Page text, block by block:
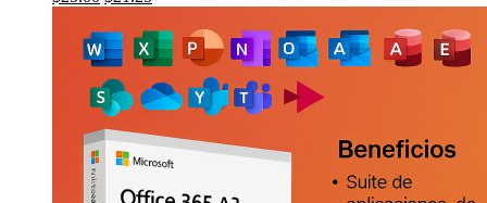
original
$276.00.
actual
es:
$25.00.